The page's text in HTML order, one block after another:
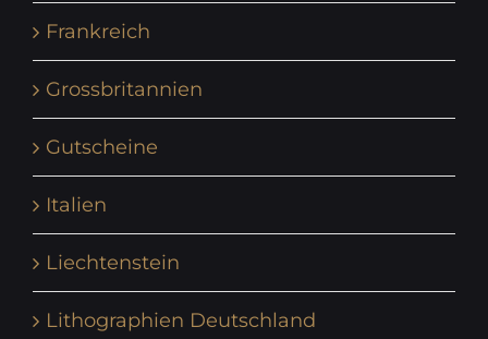
Frankreich
Grossbritannien
Gutscheine
Italien
Liechtenstein
Lithographien Deutschland